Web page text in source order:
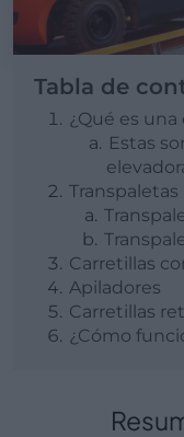
Tabla de
¿Qué es
Estas
Transpaletas
Carretillas
Apiladores
Carretillas
¿Cómo